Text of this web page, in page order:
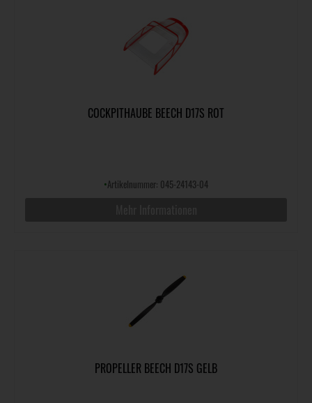
COCKPITHAUBE BEECH D17S ROT
•Artikelnummer: 045-24143-04
PROPELLER BEECH D17S GELB